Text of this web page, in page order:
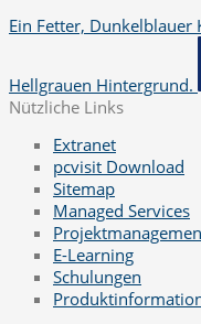
Ein Fetter, Dunkelblauer
Hellgrauen Hintergrund.
Nützliche Links
Extranet
pcvisit Download
Sitemap
Managed Services
E-Learning
Schulungen